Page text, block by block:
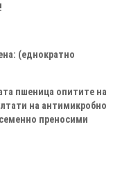
(еднократно
пшеница опитите на
на антимикробно
преносими